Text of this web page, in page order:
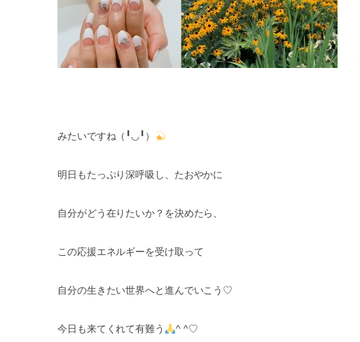
みたいですね（ ╹◡╹ ）
明日もたっぷり深呼吸し、たおやかに
自分がどう在りたいか？を決めたら、
この応援エネルギーを受け取って
自分の生きたい世界へと進んでいこう ♡
今日も来てくれて有難う ^ ^♡